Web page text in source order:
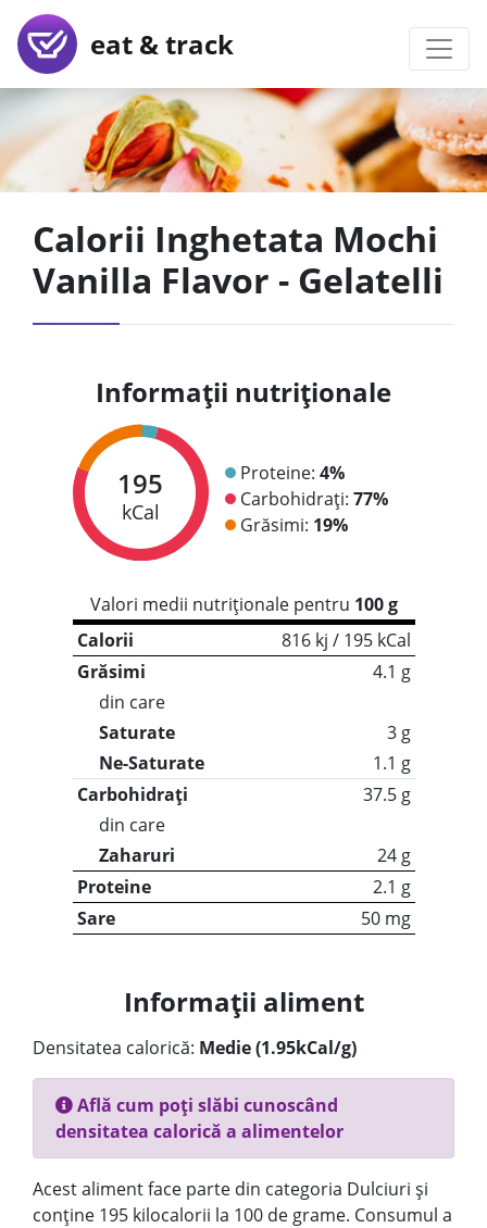
eat & track
Calorii Inghetata Mochi
Vanilla Flavor - Gelatelli
Informații nutriționale
195
kCal
Proteine: 4%
Carbohidrați: 77%
Grăsimi: 19%
Valori medii nutriționale pentru 100 g
Calorii
816 kj / 195 kCal
Grăsimi
4.1 g
din care
Saturate
3 g
Ne-Saturate
1.1 g
Carbohidrați
37.5 g
din care
Zaharuri
24 g
Proteine
2.1 g
Sare
50 mg
Informații aliment
Densitatea calorică: Medie (1.95kCal/g)
Află cum poți slăbi cunoscând
densitatea calorică a alimentelor
Acest aliment face parte din categoria Dulciuri și
conține 195 kilocalorii la 100 de grame. Consumul a